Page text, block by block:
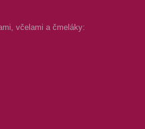
včelami a čmeláky: